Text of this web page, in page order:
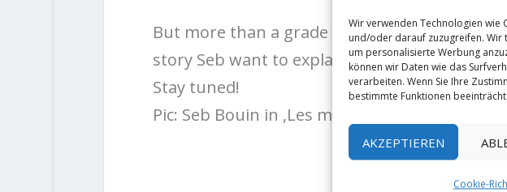
Wir verwenden Technologien wie
und/oder darauf zuzugreifen. Wir
um personalisierte Werbung
können wir Daten wie das
verarbeiten. Wenn Sie Ihre
bestimmte Funktionen
AKZEPTIEREN
Cookie-
But more than a grade there is a story
story Seb want to explain in the video with
Stay tuned!
Pic: Seb Bouin in ‚Les mains sales 8b‘ by